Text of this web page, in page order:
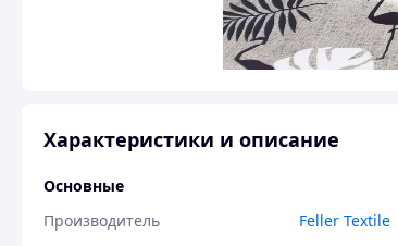
Характеристики и описание
Основные
Производитель
Feller Textile